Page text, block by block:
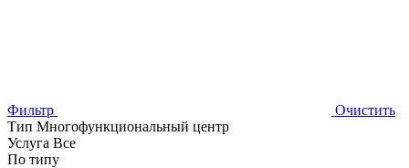
Фильтр
Очистить
Тип Многофункциональный центр
Услуга Все
По типу